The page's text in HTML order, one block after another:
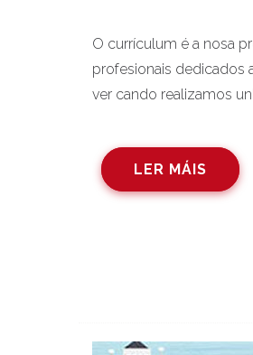
O currículum é a nosa
profesionais dedicados
ver cando realizamos
LER MÁIS